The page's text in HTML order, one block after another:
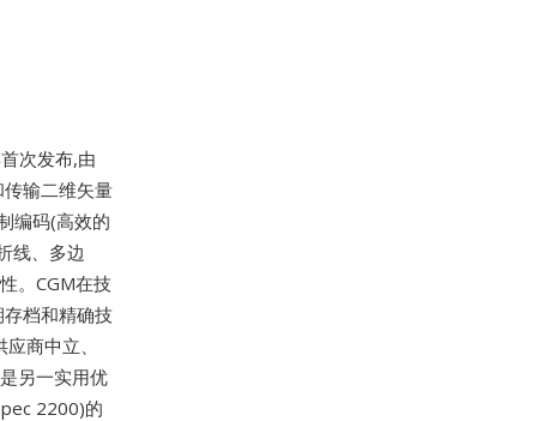
次发布,由
输二维矢量
编码(高效的
线、多边
。CGM在技
档和精确技
商中立、
另一实用优
2200)的